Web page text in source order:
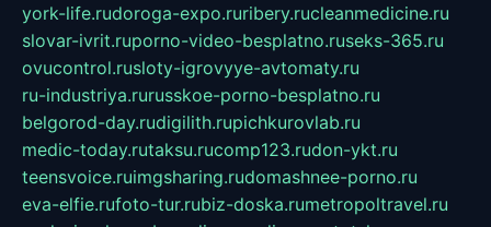
york-life.rudoroga-expo.ruribery.rucleanmedicine.ru
slovar-ivrit.ruporno-video-besplatno.ruseks-365.ru
ovucontrol.rusloty-igrovyye-avtomaty.ru
ru-industriya.rurusskoe-porno-besplatno.ru
belgorod-day.rudigilith.rupichkurovlab.ru
medic-today.rutaksu.rucomp123.rudon-ykt.ru
teensvoice.ruimgsharing.rudomashnee-porno.ru
eva-elfie.rufoto-tur.rubiz-doska.rumetropoltravel.ru